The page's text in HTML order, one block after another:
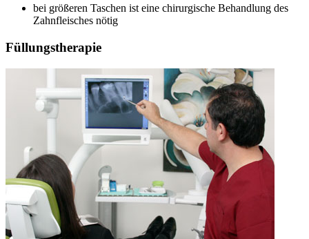
bei größeren Taschen ist eine chirurgische Behandlung des
Zahnfleisches nötig
Füllungstherapie